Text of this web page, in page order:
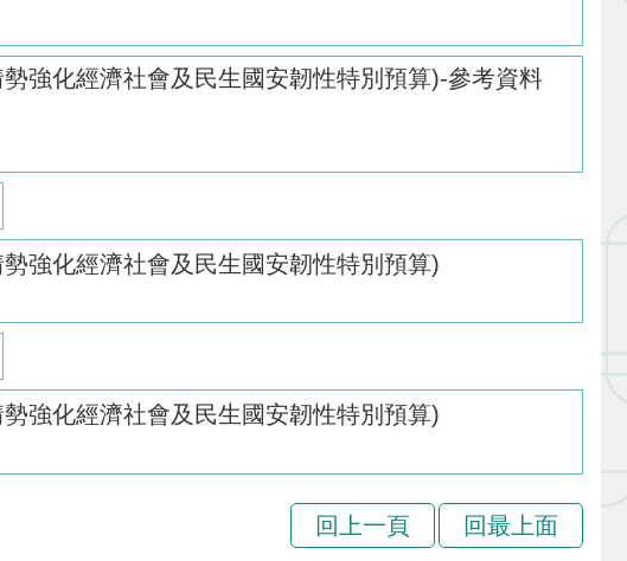
強化經濟社會及民生國安韌性特別預算)-參考資料
強化經濟社會及民生國安韌性特別預算)
強化經濟社會及民生國安韌性特別預算)
回上一頁 回最上面